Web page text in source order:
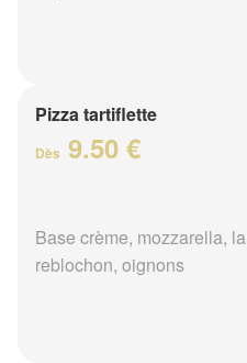
Pizza tartiflette
Dès 9.50 €
Base crème, mozzarella,
reblochon, oignons